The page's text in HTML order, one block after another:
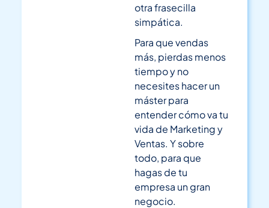
otra frasecilla
simpática.
Para que vendas
más, pierdas menos
tiempo y no
necesites hacer un
máster para
entender cómo va tu
vida de Marketing y
Ventas. Y sobre
todo, para que
hagas de tu
empresa un gran
negocio.